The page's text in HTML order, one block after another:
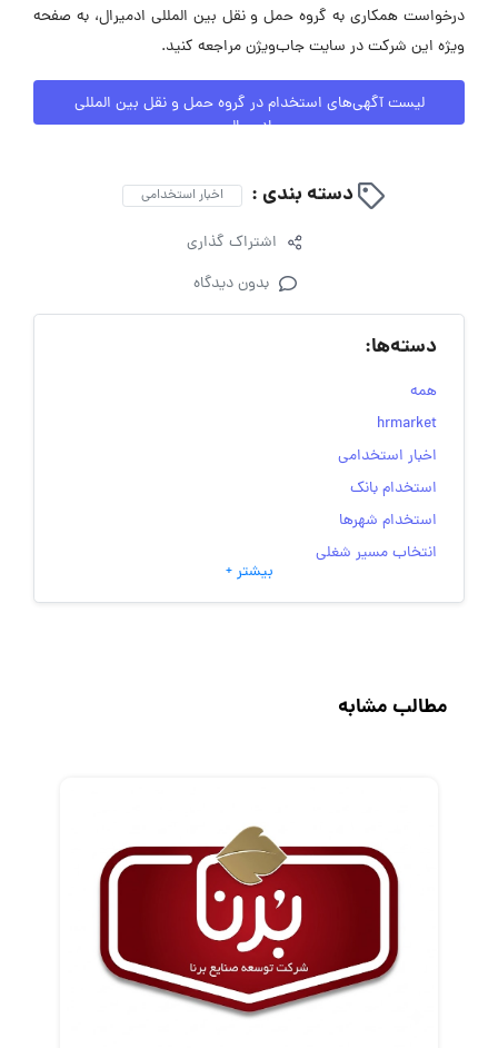
درخواست همکاری به گروه حمل و نقل بین المللی ادمیرال، به صفحه
ویژه این شرکت در سایت جاب‌ویژن مراجعه کنید.
لیست آگهی‌های استخدام در گروه حمل و نقل بین المللی
ادمیرال
دسته بندی : اخبار استخدامی
اشتراک گذاری
بدون دیدگاه
دسته‌ها:
همه
hrmarket
اخبار استخدامی
استخدام بانک
استخدام شهرها
انتخاب مسیر شغلی
به‌روزرسانی‌های سایت (کارجویی)
رزومه
گزارش‌های آماری
معرفی متخصصان منابع انسانی
بیشتر +
مطالب مشابه